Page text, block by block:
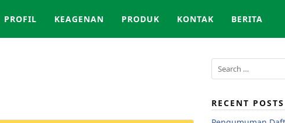
PROFIL KEAGENAN PRODUK KONTAK BERITA
RECENT POSTS